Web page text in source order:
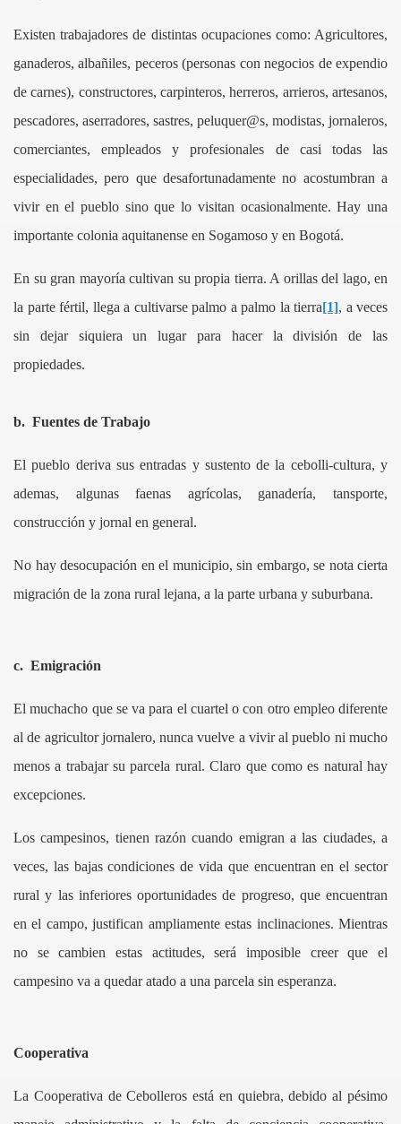
Existen trabajadores de distintas ocupaciones como: Agricultores,
ganaderos, albañiles, peceros (personas con negocios de expendio
de carnes), constructores, carpinteros, herreros, arrieros, artesanos,
pescadores, aserradores, sastres, peluquer@s, modistas, jornaleros,
comerciantes, empleados y profesionales de casi todas las
especialidades, pero que desafortunadamente no acostumbran a
vivir en el pueblo sino que lo visitan ocasionalmente. Hay una
importante colonia aquitanense en Sogamoso y en Bogotá.
En su gran mayoría cultivan su propia tierra. A orillas del lago, en
la parte fértil, llega a cultivarse palmo a palmo la tierra[1], a veces
sin dejar siquiera un lugar para hacer la división de las
propiedades.
b. Fuentes de Trabajo
El pueblo deriva sus entradas y sustento de la cebolli-cultura, y
ademas, algunas faenas agrícolas, ganadería, tansporte,
construcción y jornal en general.
No hay desocupación en el municipio, sin embargo, se nota cierta
migración de la zona rural lejana, a la parte urbana y suburbana.
c. Emigración
El muchacho que se va para el cuartel o con otro empleo diferente
al de agricultor jornalero, nunca vuelve a vivir al pueblo ni mucho
menos a trabajar su parcela rural. Claro que como es natural hay
excepciones.
Los campesinos, tienen razón cuando emigran a las ciudades, a
veces, las bajas condiciones de vida que encuentran en el sector
rural y las inferiores oportunidades de progreso, que encuentran
en el campo, justifican ampliamente estas inclinaciones. Mientras
no se cambien estas actitudes, será imposible creer que el
campesino va a quedar atado a una parcela sin esperanza.
Cooperativa
La Cooperativa de Cebolleros está en quiebra, debido al pésimo